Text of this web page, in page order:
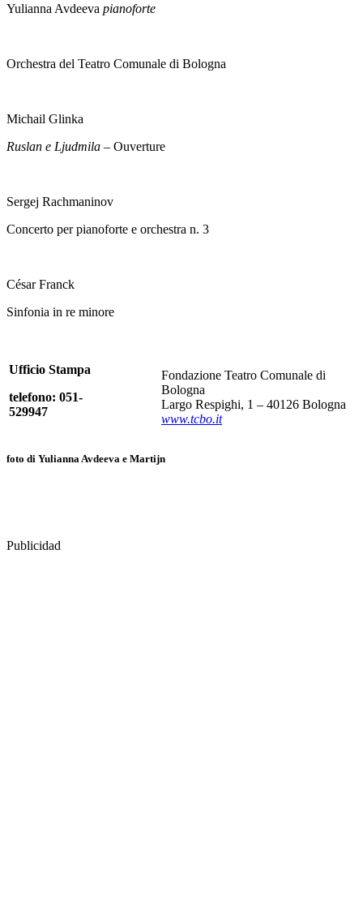
Yulianna Avdeeva pianoforte
Orchestra del Teatro Comunale di Bologna
Michail Glinka
Ruslan e Ljudmila – Ouverture
Sergej Rachmaninov
Concerto per pianoforte e orchestra n. 3
César Franck
Sinfonia in re minore
Ufficio Stampa
telefono: 051-
529947
Fondazione Teatro Comunale di
Bologna
Largo Respighi, 1 – 40126 Bologna
www.tcbo.it
foto di Yulianna Avdeeva e Martijn
Publicidad